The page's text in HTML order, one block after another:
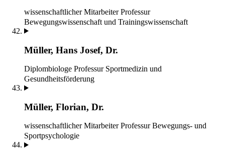
wissenschaftlicher Mitarbeiter Professur
Bewegungswissenschaft und Trainingswissenschaft
Müller, Hans Josef, Dr.
Diplombiologe Professur Sportmedizin und
Gesundheitsförderung
Müller, Florian, Dr.
wissenschaftlicher Mitarbeiter Professur Bewegungs- und
Sportpsychologie